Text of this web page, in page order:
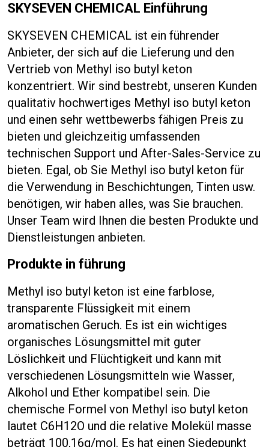
SKYSEVEN CHEMICAL Einführung
SKYSEVEN CHEMICAL ist ein führender
Anbieter, der sich auf die Lieferung und den
Vertrieb von Methyl iso butyl keton
konzentriert. Wir sind bestrebt, unseren Kunden
qualitativ hochwertiges Methyl iso butyl keton
und einen sehr wettbewerbs fähigen Preis zu
bieten und gleichzeitig umfassenden
technischen Support und After-Sales-Service zu
bieten. Egal, ob Sie Methyl iso butyl keton für
die Verwendung in Beschichtungen, Tinten usw.
benötigen, wir haben alles, was Sie brauchen.
Unser Team wird Ihnen die besten Produkte und
Dienstleistungen anbieten.
Produkte in führung
Methyl iso butyl keton ist eine farblose,
transparente Flüssigkeit mit einem
aromatischen Geruch. Es ist ein wichtiges
organisches Lösungsmittel mit guter
Löslichkeit und Flüchtigkeit und kann mit
verschiedenen Lösungsmitteln wie Wasser,
Alkohol und Ether kompatibel sein. Die
chemische Formel von Methyl iso butyl keton
lautet C6H12O und die relative Molekül masse
beträgt 100,16g/mol. Es hat einen Siedepunkt